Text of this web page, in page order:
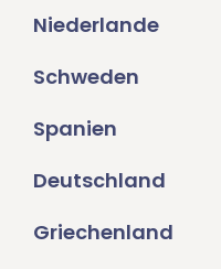
Niederlande
Schweden
Spanien
Deutschland
Griechenland